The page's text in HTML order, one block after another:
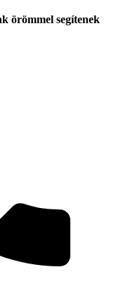
örömmel segítenek